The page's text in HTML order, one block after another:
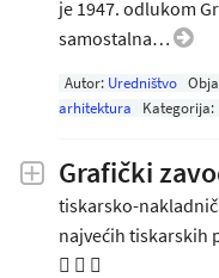
je 1947. odlukom
samostalna…
Autor: Uredništvo
arhitektura
Kategorija:
Grafički
tiskarsko-
najvećih tiskarskih
  